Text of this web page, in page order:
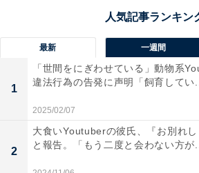
最新 一週間
1
「世間をにぎわせている」動物系
違法行為の告発に声明「飼育してい
2025/02/07
2
大食いYoutuberの彼氏、『お別れし
と報告。「もう二度と会わない方が